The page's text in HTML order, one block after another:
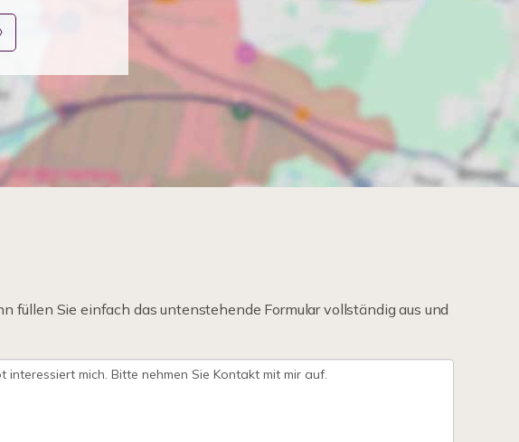
füllen Sie einfach das untenstehende Formular vollständig aus und